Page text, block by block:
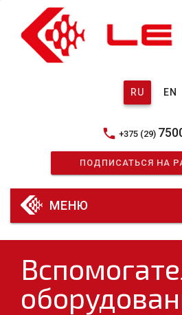
RU EN
phone +375 (29)
ПОДПИСАТЬСЯ НА
МЕНЮ